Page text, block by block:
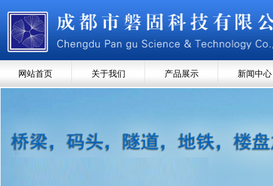
网站首页 关于我们 产品展示 新闻中心